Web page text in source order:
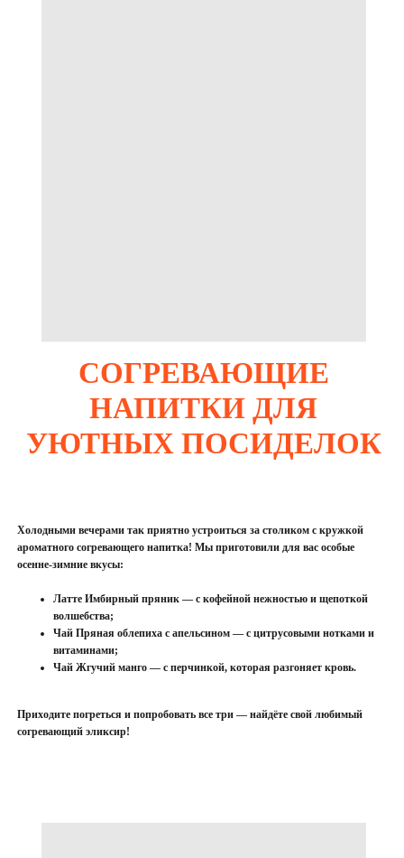
СОГРЕВАЮЩИЕ
НАПИТКИ ДЛЯ
УЮТНЫХ ПОСИДЕЛОК
Холодными вечерами так приятно устроиться за столиком с кружкой
ароматного согревающего напитка! Мы приготовили для вас особые
осенне-зимние вкусы:
Латте Имбирный пряник — с кофейной нежностью и щепоткой
волшебства;
Чай Пряная облепиха с апельсином — с цитрусовыми нотками и
витаминами;
Чай Жгучий манго — с перчинкой, которая разгоняет кровь.
Приходите погреться и попробовать все три — найдёте свой любимый
согревающий эликсир!